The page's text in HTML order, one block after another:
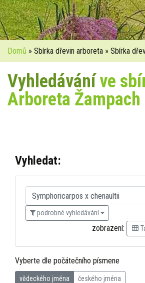
Domů » Sbírka dřevin arboreta » Sbírka
Vyhledáváníve
Arboreta Žampach
Vyhledat:
podrobné vyhledávání
zobrazení:
Vyberte dle počátečního písmene
vědeckého jména českého jména